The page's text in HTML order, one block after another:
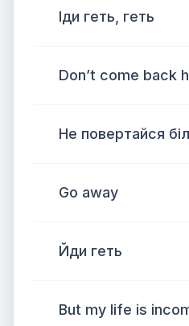
Іди геть, геть
Don’t come back
Не повертайся
Go away
Йди геть
But my life is